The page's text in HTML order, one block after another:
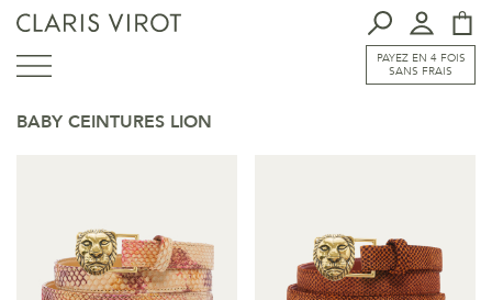
PAYEZ EN 4 FOIS
SANS FRAIS
BABY CEINTURES LION